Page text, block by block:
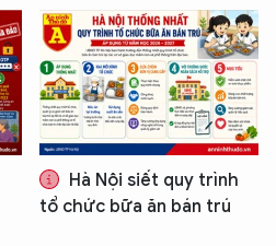
Hà Nội siết quy trình
tổ chức bữa ăn bán trú